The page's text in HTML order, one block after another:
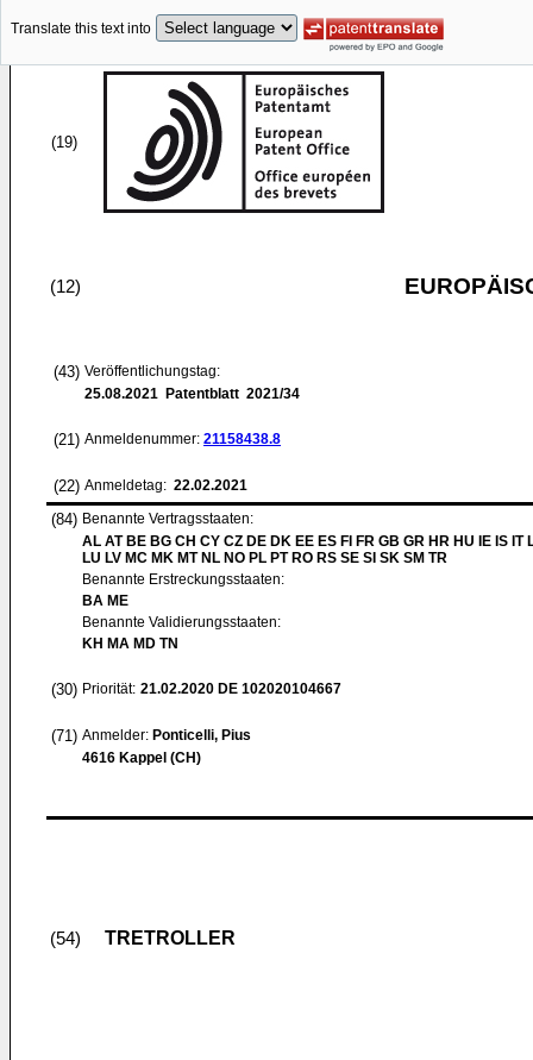
Translate this text into
(19)
(12)
(43) Veröffentlichungstag:
25.08.2021 Patentblatt 2021/34
(21) Anmeldenummer: 21158438.8
(22) Anmeldetag: 22.02.2021
(84) Benannte Vertragsstaaten:
AL AT BE BG CH CY CZ DE DK EE ES FI FR GB GR HR HU IE IS IT
LU LV MC MK MT NL NO PL PT RO RS SE SI SK SM TR
Benannte Erstreckungsstaaten:
BA ME
Benannte Validierungsstaaten:
KH MA MD TN
(30) Priorität: 21.02.2020 DE 102020104667
(71) Anmelder: Ponticelli, Pius
4616 Kappel (CH)
(54) TRETROLLER